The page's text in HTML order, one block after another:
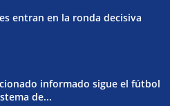
entran en la ronda decisiva
informado sigue el fútbol
de...